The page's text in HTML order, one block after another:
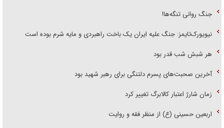
جنگ روانی تنگه‌ها!
نیویورک‌تایمز: جنگ علیه ایران یک باخت راهبردی و مایه شرم بوده است
هر شبش شب قدر بود
آخرین صحبت‌های پسرم دلتنگی برای رهبر شهید بود
زمان شارژ اعتبار کالابرگ تغییر کرد
اربعین حسینی (ع) از منظر فقه و روایت